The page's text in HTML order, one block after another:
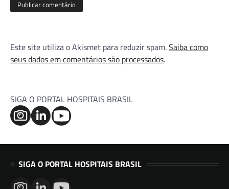
Este site utiliza o Akismet para reduzir spam.Saiba como
seus dados em comentários são processados.
SIGA O PORTAL HOSPITAIS BRASIL
SIGA O PORTAL HOSPITAIS BRASIL